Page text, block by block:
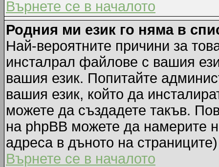
Върнете се в началото
Родния ми език го няма в
Най-вероятните причини за
инсталрал файлове с вашия
вашия език. Попитайте
вашия език, който да
можете да създадете такъв.
на phpBB можете да намерите
адреса в дъното на страниците)
Върнете се в началото